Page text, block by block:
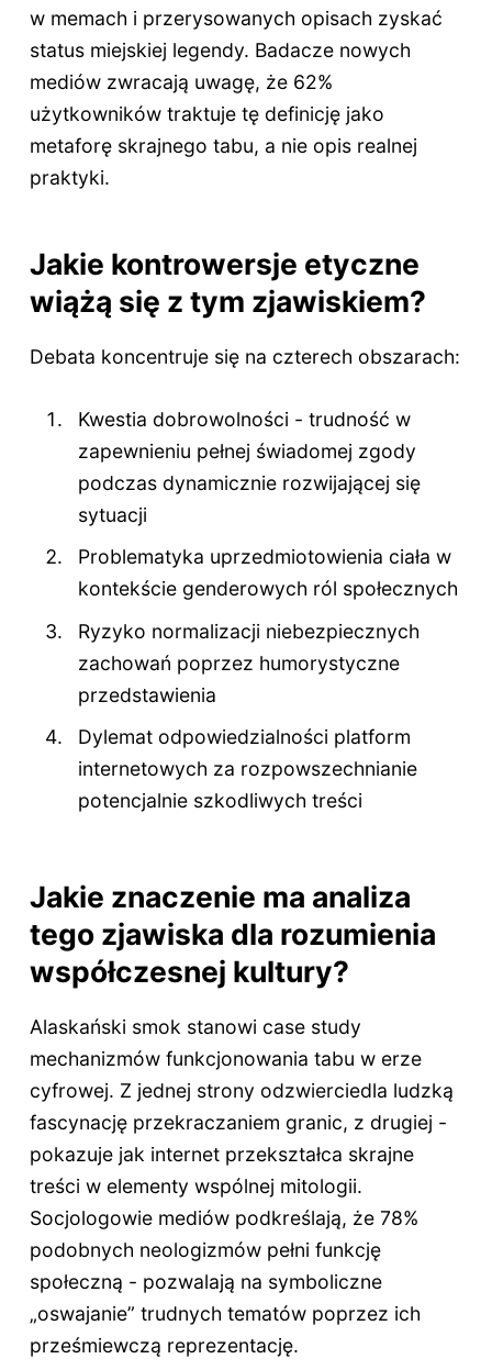
w memach i przerysowanych opisach zyskać
status miejskiej legendy. Badacze nowych
mediów zwracają uwagę, że 62%
użytkowników traktuje tę definicję jako
metaforę skrajnego tabu, a nie opis realnej
praktyki.
Jakie kontrowersje etyczne
wiążą się z tym zjawiskiem?
Debata koncentruje się na czterech obszarach:
Kwestia dobrowolności - trudność w
zapewnieniu pełnej świadomej zgody
podczas dynamicznie rozwijającej się
sytuacji
Problematyka uprzedmiotowienia ciała w
kontekście genderowych ról społecznych
Ryzyko normalizacji niebezpiecznych
zachowań poprzez humorystyczne
przedstawienia
Dylemat odpowiedzialności platform
internetowych za rozpowszechnianie
potencjalnie szkodliwych treści
Jakie znaczenie ma analiza
tego zjawiska dla rozumienia
współczesnej kultury?
Alaskański smok stanowi case study
mechanizmów funkcjonowania tabu w erze
cyfrowej. Z jednej strony odzwierciedla ludzką
fascynację przekraczaniem granic, z drugiej -
pokazuje jak internet przekształca skrajne
treści w elementy wspólnej mitologii.
Socjologowie mediów podkreślają, że 78%
podobnych neologizmów pełni funkcję
społeczną - pozwalają na symboliczne
„oswajanie” trudnych tematów poprzez ich
prześmiewczą reprezentację.